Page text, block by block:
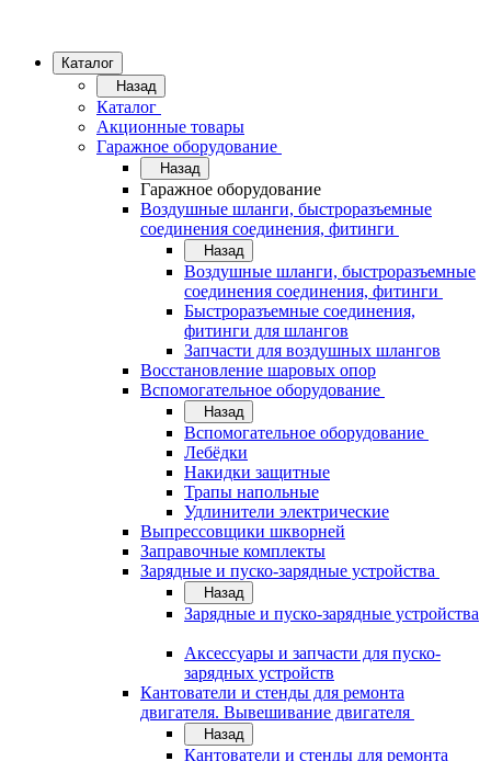
Каталог
Назад
Каталог
Акционные товары
Гаражное оборудование
Назад
Гаражное оборудование
Воздушные шланги, быстроразъемные
соединения соединения, фитинги
Назад
Воздушные шланги, быстроразъемные
соединения соединения, фитинги
Быстроразъемные соединения,
фитинги для шлангов
Запчасти для воздушных шлангов
Восстановление шаровых опор
Вспомогательное оборудование
Назад
Вспомогательное оборудование
Лебёдки
Накидки защитные
Трапы напольные
Удлинители электрические
Выпрессовщики шкворней
Заправочные комплекты
Зарядные и пуско-зарядные устройства
Назад
Зарядные и пуско-зарядные устройства
Аксессуары и запчасти для пуско-
зарядных устройств
Кантователи и стенды для ремонта
двигателя. Вывешивание двигателя
Назад
Кантователи и стенды для ремонта